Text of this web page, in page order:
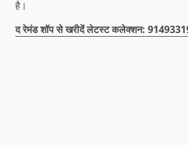
है।
द रेमंड शॉप से खरीदें लेटस्ट कलेक्शन: